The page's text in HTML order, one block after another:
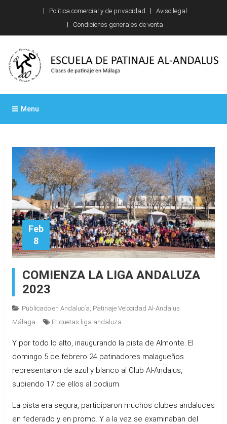
content
Política comercial y de privacidad
Aviso legal
Condiciones generales de venta
Escuela de patinaje Al-
Menu
Feb
8
COMIENZA LA LIGA ANDALUZA
2023
Publicado en Andalucía Patinaje Velocidad Al-Andalus
Málaga
Etiquetas liga andaluza
Y por todo lo alto, inaugurando la pista de Almonte. El
domingo 5 de febrero 24 patinadores malagueños
representaron de azul y blanco al Club Al-Andalus,
subiendo 17 de ellos al podium.
La pista era segura, participaron muchos clubes andaluces
en federado y en promo. Y a la vez se examinaban del